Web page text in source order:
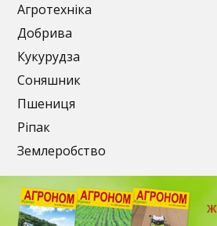
Агротехніка
Добрива
Кукурудза
Соняшник
Пшениця
Ріпак
Землеробство